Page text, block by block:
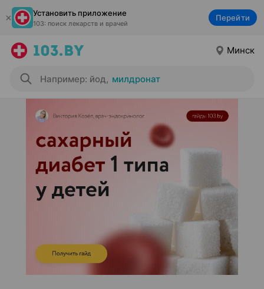
Установить приложение
103: поиск лекарств и врачей
Перейти
Минск
Например: йод, милдронат